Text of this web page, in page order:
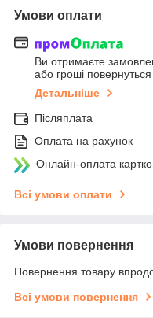
Умови оплати
Ви отримаєте
або гроші
Детальніше
Післяплата
Оплата на рахунок
Онлайн-оплата
Всі умови оплати
Умови повернення
Повернення товару
Всі умови повернення